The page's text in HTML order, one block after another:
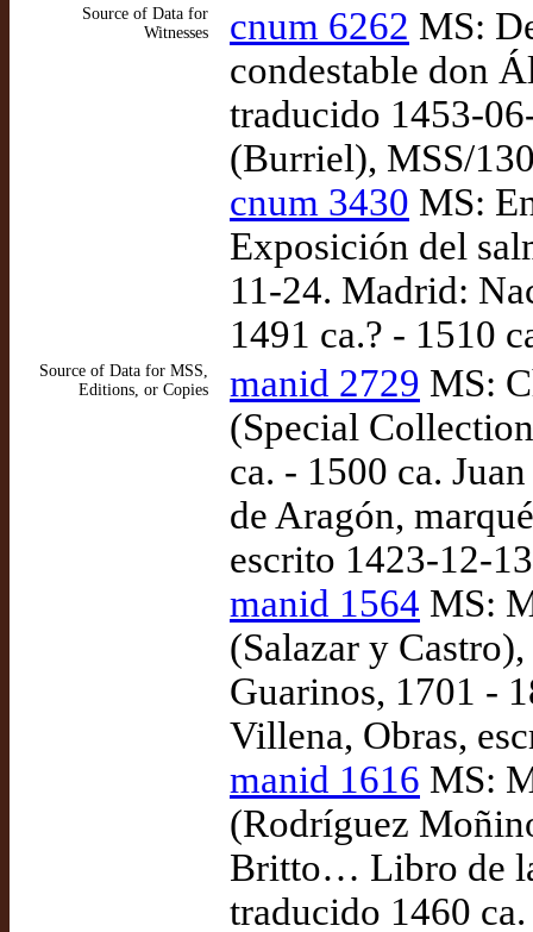
Source of Data for
Witnesses
cnum 6262 MS:
condestable don
traducido 1453-
(Burriel), MSS/
cnum 3430 MS:
Exposición del
11-24. Madrid:
1491 ca.? - 1510
Source of Data for MSS,
Editions, or Copies
manid 2729 MS:
(Special
ca. - 1500 ca.
de Aragón,
escrito 1423-12-
manid 1564 MS:
(Salazar y
Guarinos, 1701 -
Villena, Obras,
manid 1616 MS:
(Rodríguez
Britto… Libro de
traducido 1460